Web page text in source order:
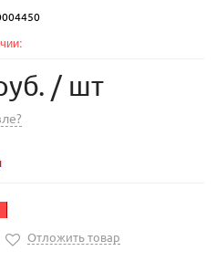
/ шт
Отложить товар